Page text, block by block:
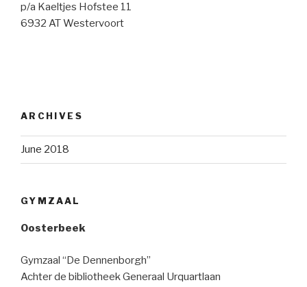
p/a Kaeltjes Hofstee 11
6932 AT Westervoort
ARCHIVES
June 2018
GYMZAAL
Oosterbeek
Gymzaal “De Dennenborgh”
Achter de bibliotheek Generaal Urquartlaan